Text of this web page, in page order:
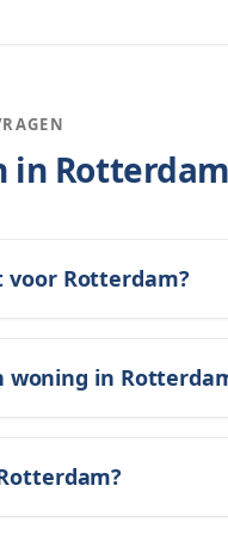
in Rotterdam
Rotterdam?
woning in